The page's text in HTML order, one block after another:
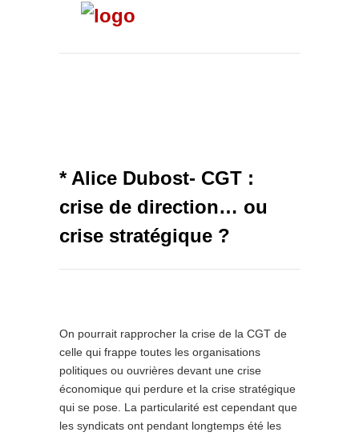
* Alice Dubost- CGT :
crise de direction… ou
crise stratégique ?
On pourrait rapprocher la crise de la CGT de
celle qui frappe toutes les organisations
politiques ou ouvrières devant une crise
économique qui perdure et la crise stratégique
qui se pose. La particularité est cependant que
les syndicats ont pendant longtemps été les